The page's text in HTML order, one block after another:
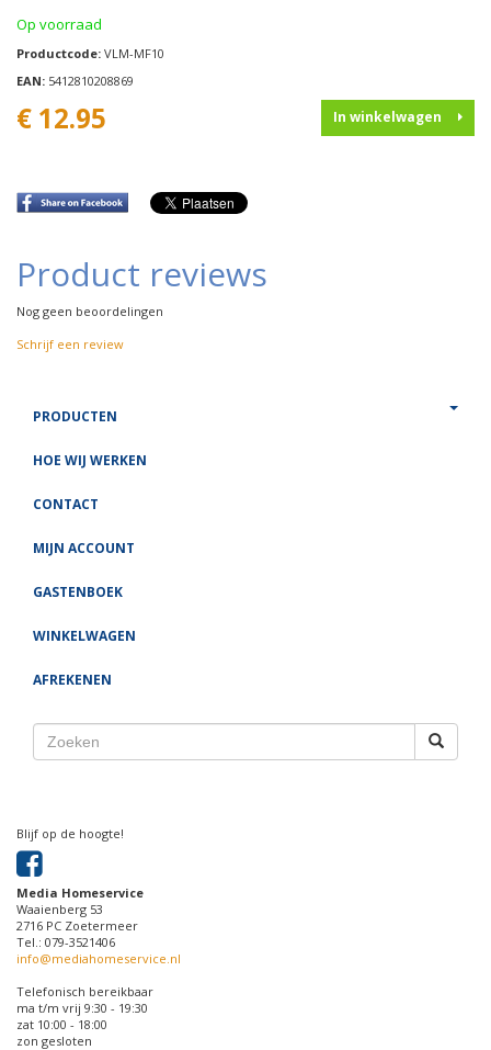
Op voorraad
Productcode: VLM-MF10
EAN: 5412810208869
€ 12.95 In winkelwagen
Product reviews
Nog geen beoordelingen
Schrijf een review
PRODUCTEN
HOE WIJ WERKEN
CONTACT
MIJN ACCOUNT
GASTENBOEK
WINKELWAGEN
AFREKENEN
Blijf op de hoogte!
Media Homeservice
Waaienberg 53
2716 PC Zoetermeer
Tel.: 079-3521406
info@mediahomeservice.nl
Telefonisch bereikbaar
ma t/m vrij 9:30 - 19:30
zat 10:00 - 18:00
zon gesloten